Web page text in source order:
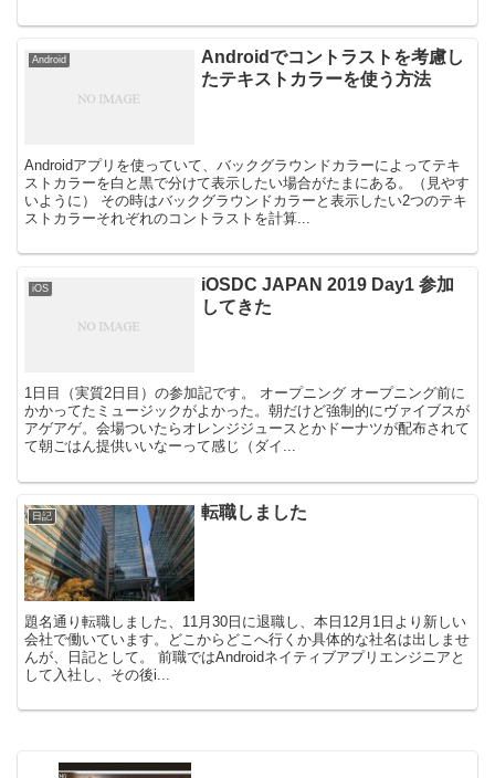
Android
Androidでコントラストを考慮し
たテキストカラーを使う方法
Androidアプリを使っていて、バックグラウンドカラーによってテキ
ストカラーを白と黒で分けて表示したい場合がたまにある。（見やす
いように） その時はバックグラウンドカラーと表示したい2つのテキ
ストカラーそれぞれのコントラストを計算...
iOS
iOSDC JAPAN 2019 Day1 参加
してきた
1日目（実質2日目）の参加記です。 オープニング オープニング前に
かかってたミュージックがよかった。朝だけど強制的にヴァイブスが
アゲアゲ。会場ついたらオレンジジュースとかドーナツが配布されて
て朝ごはん提供いいなーって感じ（ダイ...
日記 転職しました
題名通り転職しました、11月30日に退職し、本日12月1日より新しい
会社で働いています。どこからどこへ行くか具体的な社名は出しませ
んが、日記として。 前職ではAndroidネイティブアプリエンジニアと
して入社し、その後i...